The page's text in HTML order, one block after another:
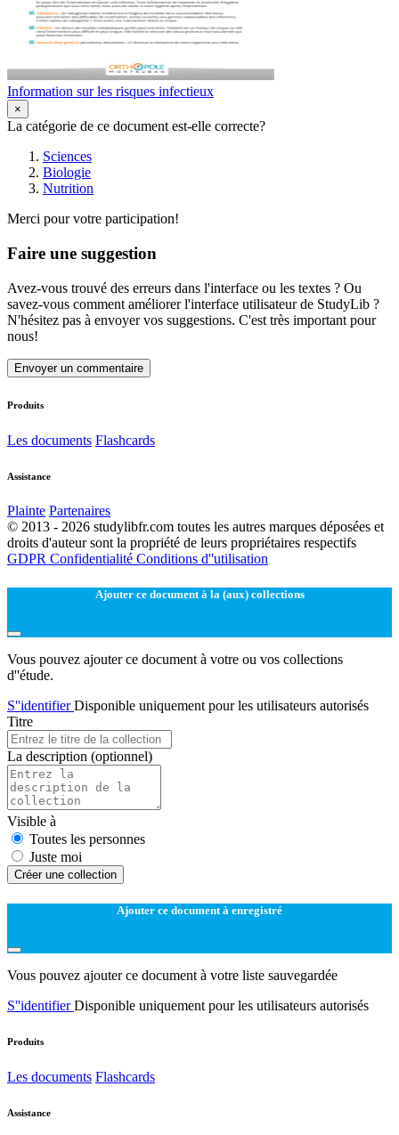
Information sur les risques infectieux
×
La catégorie de ce document est-elle correcte?
Sciences
Biologie
Nutrition
Merci pour votre participation!
Faire une suggestion
Avez-vous trouvé des erreurs dans l'interface ou les textes ? Ou
savez-vous comment améliorer l'interface utilisateur de StudyLib ?
N'hésitez pas à envoyer vos suggestions. C'est très important pour
nous!
Envoyer un commentaire
Produits
Les documents Flashcards
Assistance
Plainte Partenaires
© 2013 - 2026 studylibfr.com toutes les autres marques déposées et
droits d'auteur sont la propriété de leurs propriétaires respectifs
GDPR Confidentialité Conditions d''utilisation
Ajouter ce document à la (aux) collections
Vous pouvez ajouter ce document à votre ou vos collections
d''étude.
S''identifierDisponible uniquement pour les utilisateurs autorisés
Titre
La description (optionnel)
Visible à
Toutes les personnes
Juste moi
Créer une collection
Ajouter ce document à enregistré
Vous pouvez ajouter ce document à votre liste sauvegardée
S''identifierDisponible uniquement pour les utilisateurs autorisés
Produits
Les documents Flashcards
Assistance